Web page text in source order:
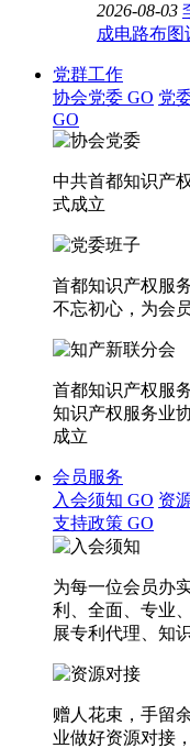
2026-08-03
成电路布图
党群工作
协会党委 GO 党
GO
中共首都知识产
式成立
首都知识产权服
不忘初心，为会
首都知识产权服
知识产权服务业
成立
会员服务
入会须知 GO 资
支持政策 GO
为每一位会员办
利、全面、专业
展专利代理、知
赠人花束，手留
业做好资源对接